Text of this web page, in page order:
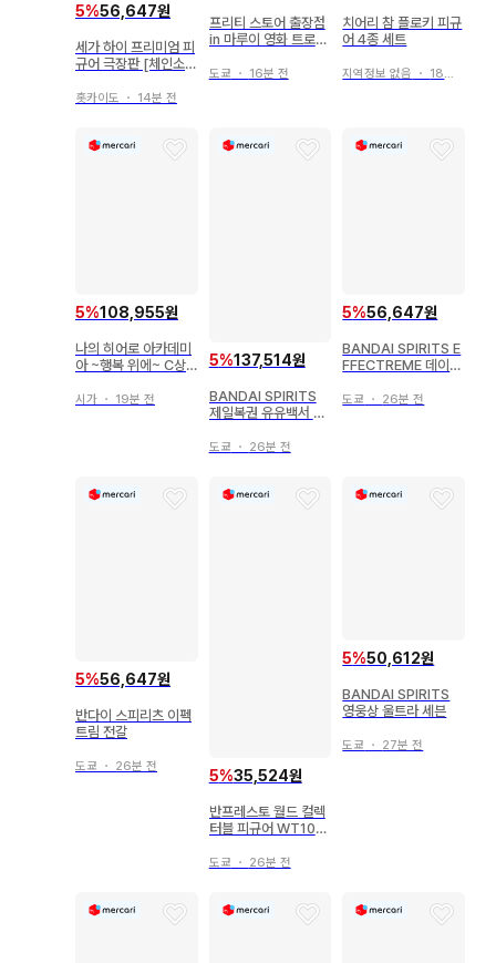
5%56,647원
세가 하이 프리미엄 피
규어 극장판 [체인소
마
홋카이도 ・ 14분 전
프리티 스토어 출장점
in 마루이 영화 트로피
의 프린세스와 기적의
도쿄 ・ 16분 전
치어리 참 플로키 피규
어 4종 세트
지역정보 없음 ・ 18분 전
5%108,955원
나의 히어로 아카데미
아 ~행복 위에~ C상
ERLISE
시가 ・ 19분 전
5%137,514원
BANDAI SPIRITS
제일복권 유유백서 암
이 유스케 MASTERL
도쿄 ・ 26분 전
5%56,647원
BANDAI SPIRITS E
FFECTREME 데이다
도쿄 ・ 26분 전
5%56,647원
반다이 스피리츠 이펙
트림 전갈
도쿄 ・ 26분 전
5%35,524원
반프레스토 월드 컬렉
터블 피규어 WT100
화 대해적백경 대해적
도쿄 ・ 26분 전
5%50,612원
BANDAI SPIRITS
영웅상 울트라 세븐
도쿄 ・ 27분 전